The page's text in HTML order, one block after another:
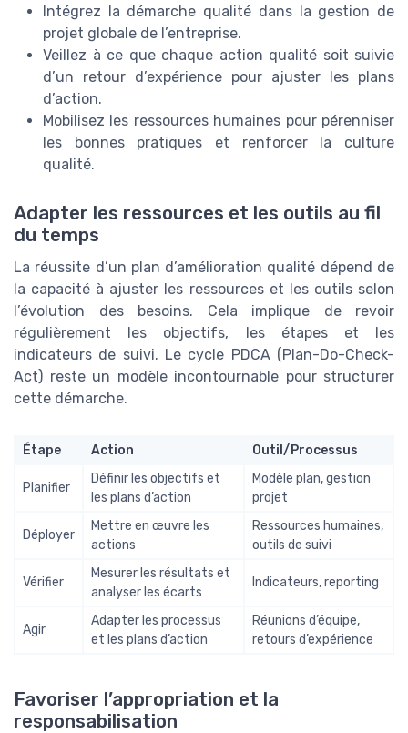
Intégrez la démarche qualité dans la gestion de
projet globale de l’entreprise.
Veillez à ce que chaque action qualité soit suivie
d’un retour d’expérience pour ajuster les plans
d’action.
Mobilisez les ressources humaines pour pérenniser
les bonnes pratiques et renforcer la culture
qualité.
Adapter les ressources et les outils au fil
du temps
La réussite d’un plan d’amélioration qualité dépend de
la capacité à ajuster les ressources et les outils selon
l’évolution des besoins. Cela implique de revoir
régulièrement les objectifs, les étapes et les
indicateurs de suivi. Le cycle PDCA (Plan-Do-Check-
Act) reste un modèle incontournable pour structurer
cette démarche.
Étape Action Outil/Processus
Planifier
Définir les objectifs et
les plans d’action
Modèle plan, gestion
projet
Déployer
Mettre en œuvre les
actions
Ressources humaines,
outils de suivi
Vérifier
Mesurer les résultats et
analyser les écarts
Indicateurs, reporting
Agir
Adapter les processus
et les plans d’action
Réunions d’équipe,
retours d’expérience
Favoriser l’appropriation et la
responsabilisation